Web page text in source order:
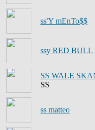
ss'Y mEnTo$$
ssy RED BULL
SS WALE
SS
ss matteo